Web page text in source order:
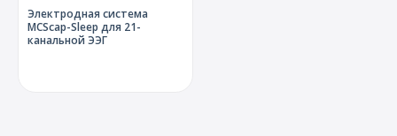
Электродная система
MCScap-Sleep для 21-
канальной ЭЭГ